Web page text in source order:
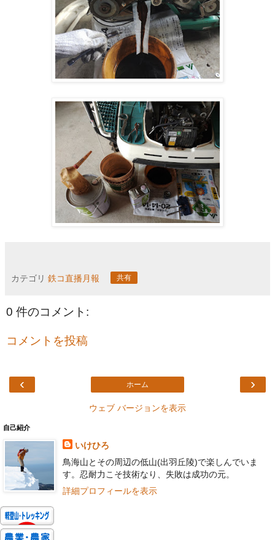
カテゴリ 鉄コ直播月報 共有
0 件のコメント:
コメントを投稿
‹ ›
ホーム
ウェブ バージョンを表示
自己紹介
いけひろ
鳥海山とその周辺の低山(出羽丘陵)で楽しんでいま
す。忍耐力こそ技術なり、失敗は成功の元。
詳細プロフィールを表示